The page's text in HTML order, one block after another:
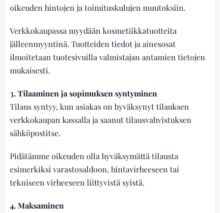
oikeuden hintojen ja toimituskulujen muutoksiin.
Verkkokaupassa myydään kosmetiikkatuotteita
jälleenmyyntinä. Tuotteiden tiedot ja ainesosat
ilmoitetaan tuotesivuilla valmistajan antamien tietojen
mukaisesti.
3. Tilaaminen ja sopimuksen syntyminen
Tilaus syntyy, kun asiakas on hyväksynyt tilauksen
verkkokaupan kassalla ja saanut tilausvahvistuksen
sähköpostitse.
Pidätämme oikeuden olla hyväksymättä tilausta
esimerkiksi varastosaldoon, hintavirheeseen tai
tekniseen virheeseen liittyvistä syistä.
4. Maksaminen